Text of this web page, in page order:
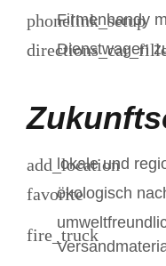
Firmenhandy
Dienstwagen
lokale und
ökologisch